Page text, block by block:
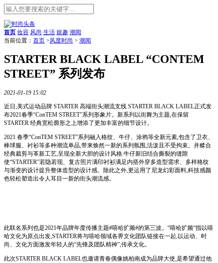
首页 妆容 风尚 生活 娱趣 潮闻
当前位置： 首页 >风度时尚 > 潮闻
STARTER BLACK LABEL “CONTEM
STREET” 系列发布
2021-01-19 15:02
近日,美式运动品牌 STARTER 高端街头潮流支线 STARTER BLACK LABEL正式发
布2021春季“ConTEM STREET”系列形象片。新系列以街舞为主题,在保留
STARTER 经典宽松廓形之上增添了更加丰富的细节设计。
2021 春季“ConTEM STREET”系列融入格纹、牛仔、涂鸦等全新元素,包含了卫衣、
棒球服、衬衫等多种潮流单品,带来焕然一新的系列氛围,活泼且不受拘束。并糅合
经典裁剪与革新工艺,呈现全新大胆的设计风格:牛仔新旧结合撕裂的缝隙
使“STARTER”若隐若现、复古照片满印衬衫满足内搭外穿多造型需求、多样格纹
与渐变的设计提升整体造型的设计感。除此之外,更运用了尼龙幻彩面料,科技感颜
色轻松塑造出令人耳目一新的街头潮流感。
此联名系列也是2021年品牌年度传播主题#嘻哈扩频#的第三波。“嘻哈扩频“指以嘻
哈文化为原点出发,STARTER将与嘻哈领域各界文化团队链接在一起,以运动、时
尚、文化方面激发年轻人的“先锋及团队精神”,传承文化。
此次STARTER BLACK LABEL也邀请青春偶像姚柏南成为品牌大使,是希望通过他